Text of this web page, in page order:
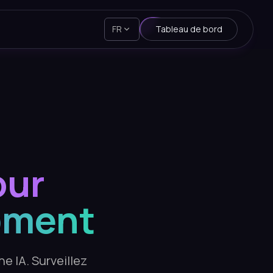
FR Tableau de bord
IA. Surveillez